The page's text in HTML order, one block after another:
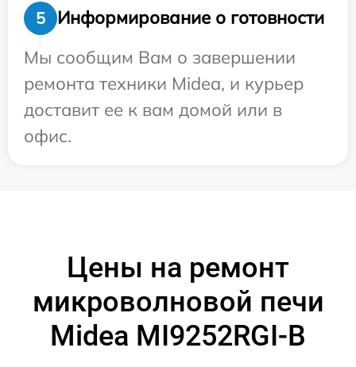
5
Информирование о готовности
Мы сообщим Вам о завершении
ремонта техники Midea, и курьер
доставит ее к вам домой или в
офис.
Цены на ремонт
микроволновой печи
Midea MI9252RGI-B